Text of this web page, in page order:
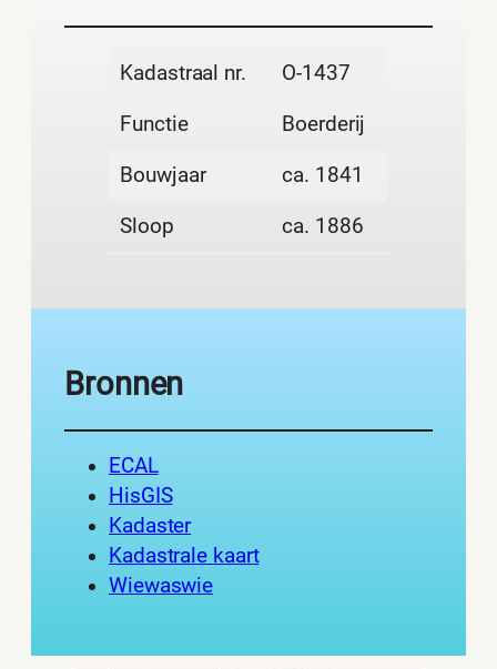
Kadastraal nr. O-1437
Functie Boerderij
Bouwjaar ca. 1841
Sloop ca. 1886
Bronnen
ECAL
HisGIS
Kadaster
Kadastrale kaart
Wiewaswie